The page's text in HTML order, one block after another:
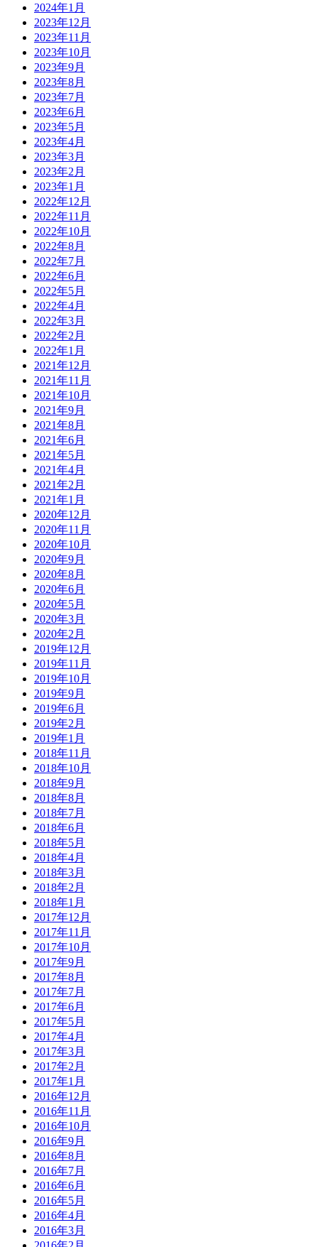
2024年1月
2023年12月
2023年11月
2023年10月
2023年9月
2023年8月
2023年7月
2023年6月
2023年5月
2023年4月
2023年3月
2023年2月
2023年1月
2022年12月
2022年11月
2022年10月
2022年8月
2022年7月
2022年6月
2022年5月
2022年4月
2022年3月
2022年2月
2022年1月
2021年12月
2021年11月
2021年10月
2021年9月
2021年8月
2021年6月
2021年5月
2021年4月
2021年2月
2021年1月
2020年12月
2020年11月
2020年10月
2020年9月
2020年8月
2020年6月
2020年5月
2020年3月
2020年2月
2019年12月
2019年11月
2019年10月
2019年9月
2019年6月
2019年2月
2019年1月
2018年11月
2018年10月
2018年9月
2018年8月
2018年7月
2018年6月
2018年5月
2018年4月
2018年3月
2018年2月
2018年1月
2017年12月
2017年11月
2017年10月
2017年9月
2017年8月
2017年7月
2017年6月
2017年5月
2017年4月
2017年3月
2017年2月
2017年1月
2016年12月
2016年11月
2016年10月
2016年9月
2016年8月
2016年7月
2016年6月
2016年5月
2016年4月
2016年3月